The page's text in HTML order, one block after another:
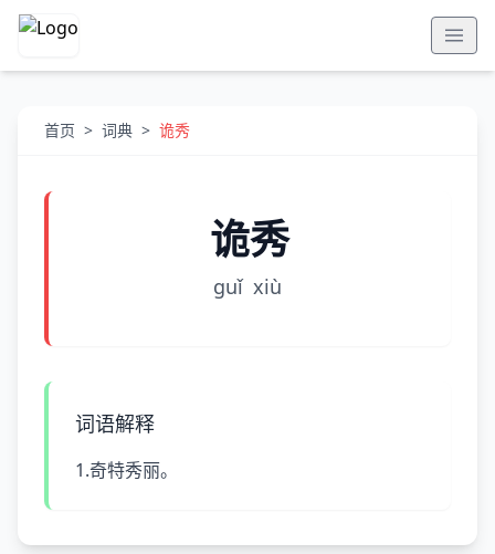
首页 > 词典 > 诡秀
诡秀
ɡuǐ xiù
词语解释
1.奇特秀丽。